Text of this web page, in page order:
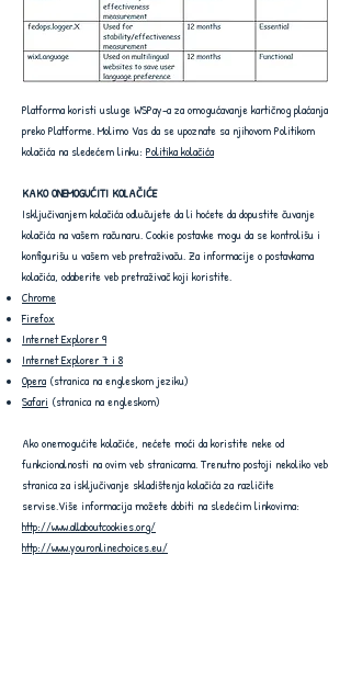
Platforma koristi usluge WSPay-a za omogućavanje kartičnog plaćanja
preko Platforme. Molimo Vas da se upoznate sa njihovom Politikom
kolačića na sledećem linku: Politika kolačića
KAKO ONEMOGUĆITI KOLAČIĆE
Isključivanjem kolačića odlučujete da li hoćete da dopustite čuvanje
kolačića na vašem računaru. Cookie postavke mogu da se kontrolišu i
konfigurišu u vašem veb pretraživaču. Za informacije o postavkama
kolačića, odaberite veb pretraživač koji koristite.
Chrome
Firefox
Internet Explorer 9
Internet Explorer 7 i 8
Opera (stranica na engleskom jeziku)
Safari (stranica na engleskom)
Ako onemogućite kolačiće, nećete moći da koristite neke od
funkcionalnosti na ovim veb stranicama. Trenutno postoji nekoliko veb
stranica za isključivanje skladištenja kolačića za različite
servise.Više informacija možete dobiti na sledećim linkovima:
http://www.allaboutcookies.org/
http://www.youronlinechoices.eu/